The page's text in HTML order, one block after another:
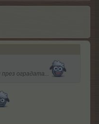
оградата...